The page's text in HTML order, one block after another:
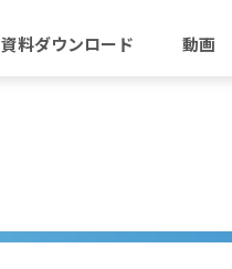
資料ダウンロード 動画